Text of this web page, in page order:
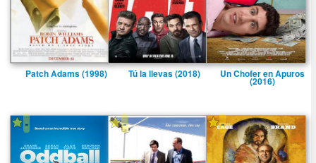
Patch Adams (1998) Tú la llevas (2018) Un Chofer en Apuros
(2016)
- - -